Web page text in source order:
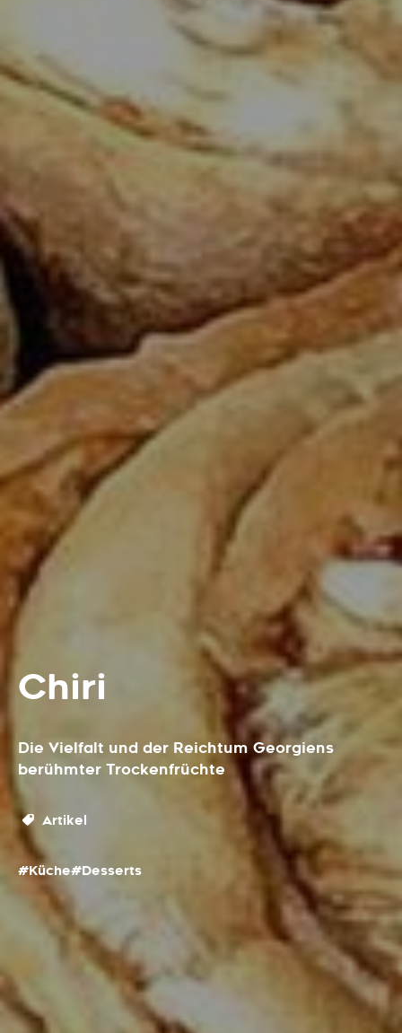
Chiri
Die Vielfalt und der Reichtum Georgiens
berühmter Trockenfrüchte
Artikel
#Küche#Desserts